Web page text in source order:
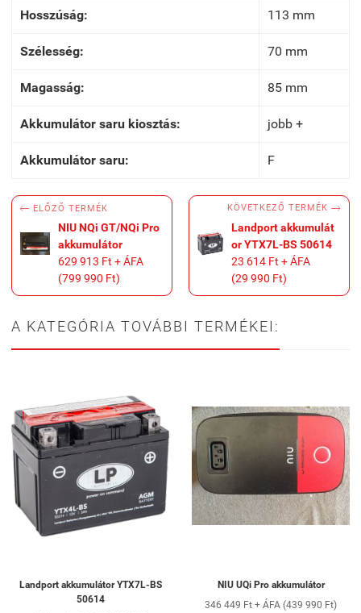
Hosszúság: 113 mm
Szélesség: 70 mm
Magasság: 85 mm
Akkumulátor saru kiosztás: jobb +
Akkumulátor saru: F
 ELŐZŐ TERMÉK
NIU NQi GT/NQi Pro
akkumulátor
629 913 Ft + ÁFA
(799 990 Ft)
KÖVETKEZŐ TERMÉK 
Landport akkumulát
or YTX7L-BS 50614
23 614 Ft + ÁFA
(29 990 Ft)
A KATEGÓRIA TOVÁBBI TERMÉKEI:
Landport akkumulátor YTX7L-BS
50614
NIU UQi Pro akkumulátor
346 449 Ft + ÁFA (439 990 Ft)